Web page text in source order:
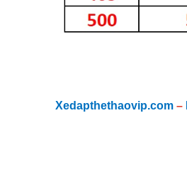
Xedapthethaovip.com –